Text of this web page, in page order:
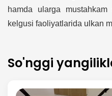
hamda ularga
kelgusi faoliyatlarida ulkan
So'nggi